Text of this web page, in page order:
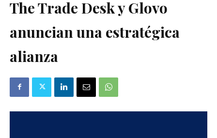
The Trade Desk y Glovo
anuncian una estratégica
alianza